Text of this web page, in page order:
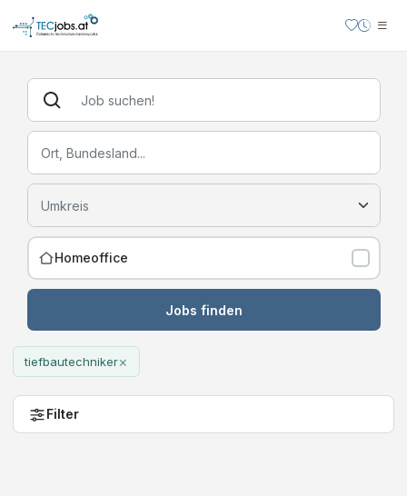
Homeoffice
Jobs finden
tiefbautechniker×
Filter